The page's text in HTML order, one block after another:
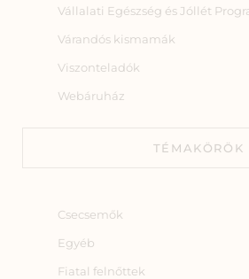
Vállalati Egészség és Jóllét
Várandós kismamák
Viszonteladók
Webáruház
TÉMAKÖRÖK
Csecsemők
Egyéb
Fiatal felnőttek